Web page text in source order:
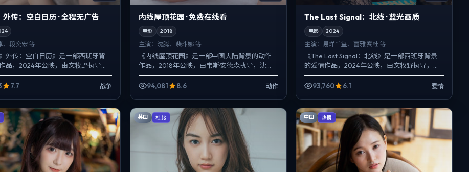
外传：空白日历 · 全程无广告
、段奕宏 等
》外传：空白日历》是一部西班牙背
品，2024年公映，由文牧野执导，
宏、周迅等主演。用双线叙事把过
成一股绳，...
7.7 战争
内线屋顶花园 · 免费在线看
电影 2018
主演： 沈腾、裴斗娜 等
《内线屋顶花园》是一部中国大陆背景的动作
作品，2018年公映，由韦斯·安德森执导，沈
腾、裴斗娜、肖央等主演。影像偏纪实质感，
手持与固定机位交替出...
94,081 8.6 动作
The Last Signal：北线 · 蓝光画质
电影 2024
主演：易烊千玺、蕾雅·赛杜 等
《The Last Signal：北线》是一部西班牙背景
的爱情作品，2024年公映，由文牧野执导，易
烊千玺、蕾雅·赛杜、亚当·德赖弗等主演。把城...
93,760
6.1 爱情
英国 杜比 中国 热播